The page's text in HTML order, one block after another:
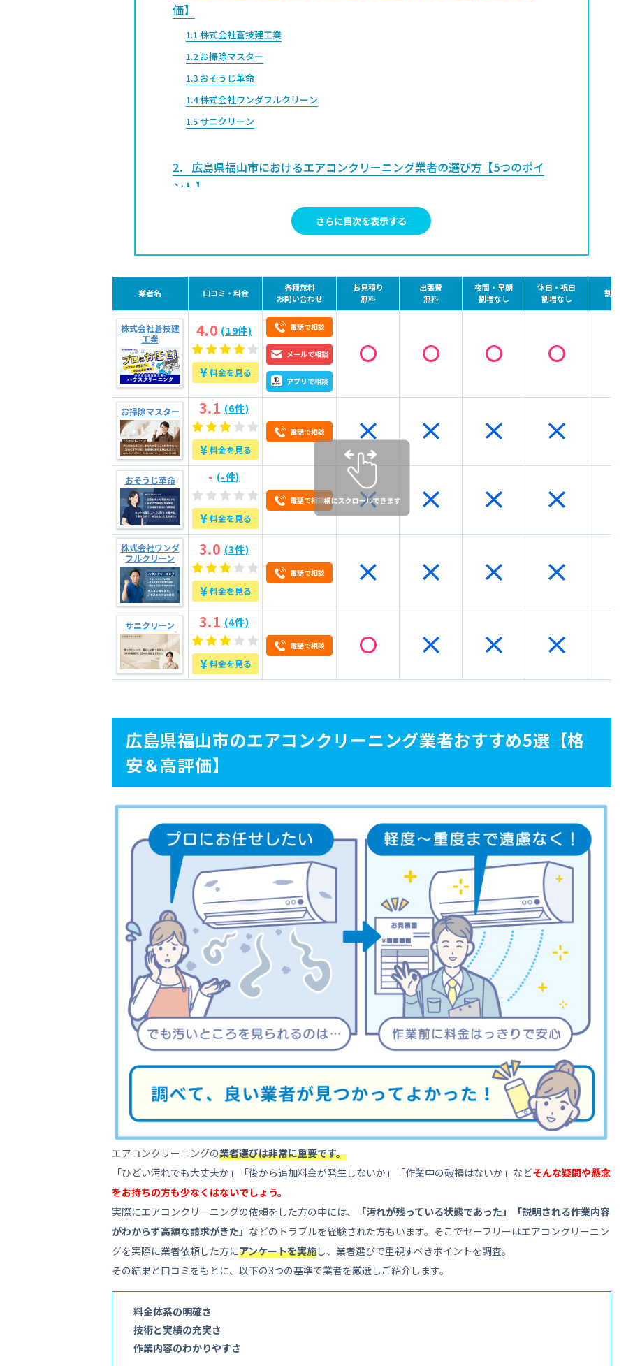
価】
1.1 株式会社蒼技建工業
1.2お掃除マスター
1.3おそうじ革命
1.4株式会社ワンダフルクリーン
1.5サニクリーン
2
広島県福山市におけるエアコンクリーニング業者の選び方【5つのポイ
ント】
料金体系がわかりやすい
悪い口コミが集まっていない
2.3技術と実績は十分か
2.4作業内容のわかりやすさ
損害・品質保証の有無と期間の確認
3
広島県福山市でエアコンクリーニング業者に安く依頼する方法【4つの
コツ】
複数の業者から見積もりを取る
なるべくセットで依頼する（オプションパックの活用）
3.3定期サービスを利用して、1回あたりの費用を下げる
安い業者を見つける
4 エアコンクリーニング依頼の流れ【4つのステップ】
5 【広島県福山市のエアコンクリーニング】まずはプロにご相談を！
さらに目次を表示する
業者名 口コミ・料金
各種無料
お問い合わせ
お見積り
無料
出張費
無料
夜間・早朝
割増なし
休日・祝日
割増なし
割引あ
株式会社蒼技建
工業
4.0 (19件)
¥料金を見る
電話で相談
メールで相談
アプリで相談
お掃除マスター 3.1 (6件)
¥料金を見る
電話で相談
おそうじ革命 - (-件)
¥料金を見る
電話で相談
株式会社ワンダ
フルクリーン
3.0 (3件)
¥料金を見る
電話で相談
サニクリーン 3.1 (4件)
¥料金を見る
電話で相談
広島県福山市のエアコンクリーニング業者おすすめ5選【格
安＆高評価】
エアコンクリーニングの業者選びは非常に重要です。
「ひどい汚れでも大丈夫か」「後から追加料金が発生しないか」「作業中の破損はないか」などそんな疑問や懸念
をお持ちの方も少なくはないでしょう。
実際にエアコンクリーニングの依頼をした方の中には、
「汚れが残っている状態であった」
「説明される作業内容
がわからず高額な請求がきた」 などのトラブルを経験された方もいます。そこでセーフリーはエアコンクリーニン
グを実際に業者依頼した方にアンケートを実施し、業者選びで重視すべきポイントを調査。
その結果と口コミをもとに、以下の3つの基準で業者を厳選しご紹介します。
料金体系の明確さ
技術と実績の充実さ
作業内容のわかりやすさ